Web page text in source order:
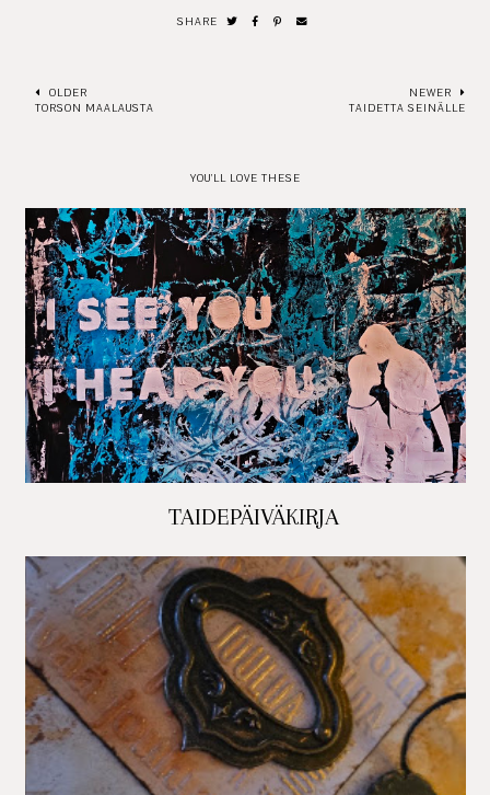
SHARE
OLDER
TORSON MAALAUSTA
NEWER
TAIDETTA SEINÄLLE
YOU'LL LOVE THESE
TAIDEPÄIVÄKIRJA